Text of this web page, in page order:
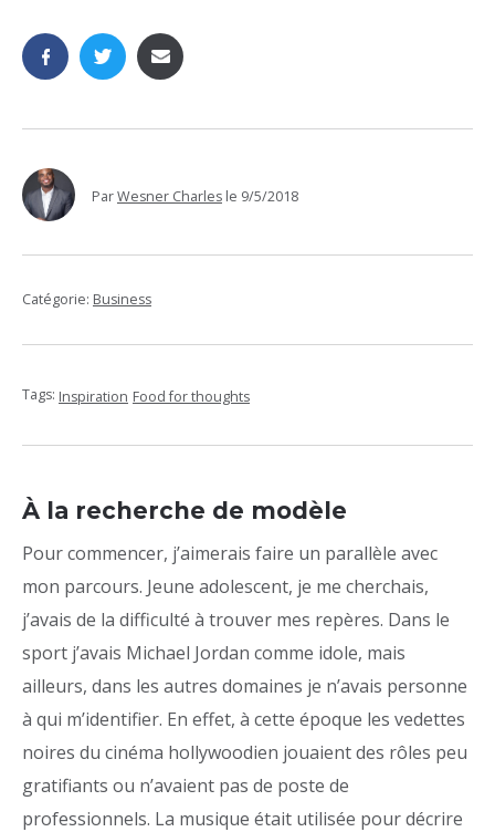
ParWesner Charles le 9/5/2018
Catégorie: Business
Tags: Inspiration Food for thoughts
À la recherche de modèle
Pour commencer, j’aimerais faire un parallèle avec
mon parcours. Jeune adolescent, je me cherchais,
j’avais de la difficulté à trouver mes repères. Dans le
sport j’avais Michael Jordan comme idole, mais
ailleurs, dans les autres domaines je n’avais personne
à qui m’identifier. En effet, à cette époque les vedettes
noires du cinéma hollywoodien jouaient des rôles peu
gratifiants ou n’avaient pas de poste de
professionnels. La musique était utilisée pour décrire